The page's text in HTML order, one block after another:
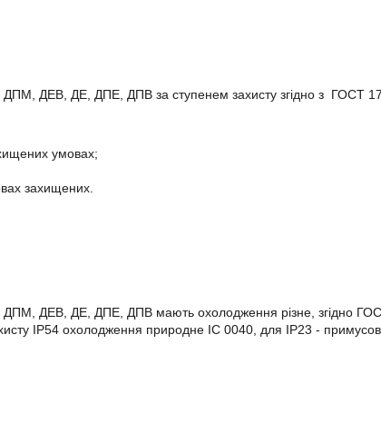
ДПМ, ДЕВ, ДЕ, ДПЕ, ДПВ за ступенем захисту згідно з ГОСТ
умовах;
захищених.
ДПМ, ДЕВ, ДЕ, ДПЕ, ДПВ мають охолодження різне, згідно
IP54 охолодження природне IC 0040, для IP23 -